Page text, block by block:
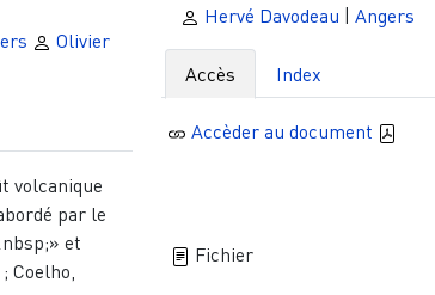
Olivier
volcanique
par le
et
Coelho,
Hervé Davodeau |Angers
Accès Index
Accèder au document
Fichier